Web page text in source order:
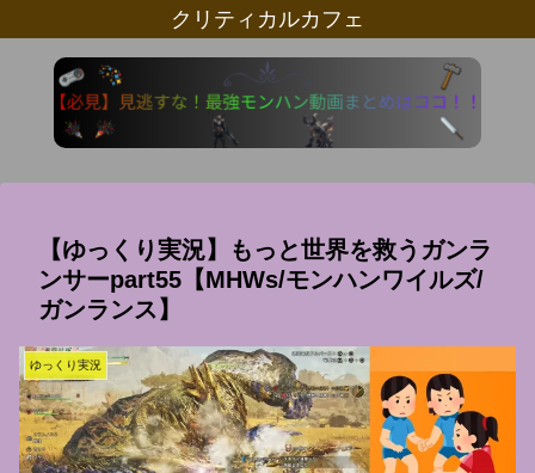
クリティカルカフェ
【ゆっくり実況】もっと世界を救うガンラ
ンサーpart55【MHWs/モンハンワイルズ/
ガンランス】
ゆっくり実況